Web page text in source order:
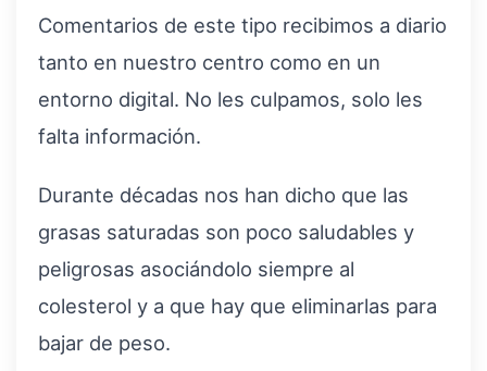
Comentarios de este tipo recibimos a diario
tanto en nuestro centro como en un
entorno digital. No les culpamos, solo les
falta información.
Durante décadas nos han dicho que las
grasas saturadas son poco saludables y
peligrosas asociándolo siempre al
colesterol y a que hay que eliminarlas para
bajar de peso.